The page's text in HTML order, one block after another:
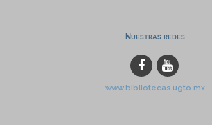
Nuestras redes
www.bibliotecas.ugto.mx